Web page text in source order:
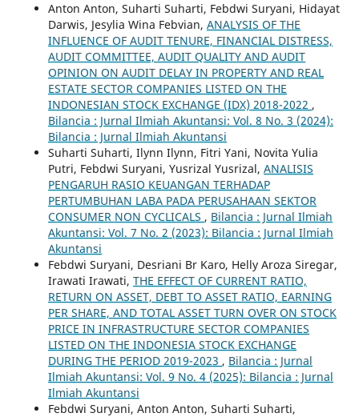
Anton Anton, Suharti Suharti, Febdwi Suryani, Hidayat
Darwis, Jesylia Wina Febvian, ANALYSIS OF THE
INFLUENCE OF AUDIT TENURE, FINANCIAL DISTRESS,
AUDIT COMMITTEE, AUDIT QUALITY AND AUDIT
OPINION ON AUDIT DELAY IN PROPERTY AND REAL
ESTATE SECTOR COMPANIES LISTED ON THE
INDONESIAN STOCK EXCHANGE (IDX) 2018-2022 ,
Bilancia : Jurnal Ilmiah Akuntansi: Vol. 8 No. 3 (2024):
Bilancia : Jurnal Ilmiah Akuntansi
Suharti Suharti, Ilynn Ilynn, Fitri Yani, Novita Yulia
Putri, Febdwi Suryani, Yusrizal Yusrizal, ANALISIS
PENGARUH RASIO KEUANGAN TERHADAP
PERTUMBUHAN LABA PADA PERUSAHAAN SEKTOR
CONSUMER NON CYCLICALS , Bilancia : Jurnal Ilmiah
Akuntansi: Vol. 7 No. 2 (2023): Bilancia : Jurnal Ilmiah
Akuntansi
Febdwi Suryani, Desriani Br Karo, Helly Aroza Siregar,
Irawati Irawati, THE EFFECT OF CURRENT RATIO,
RETURN ON ASSET, DEBT TO ASSET RATIO, EARNING
PER SHARE, AND TOTAL ASSET TURN OVER ON STOCK
PRICE IN INFRASTRUCTURE SECTOR COMPANIES
LISTED ON THE INDONESIA STOCK EXCHANGE
DURING THE PERIOD 2019-2023 , Bilancia : Jurnal
Ilmiah Akuntansi: Vol. 9 No. 4 (2025): Bilancia : Jurnal
Ilmiah Akuntansi
Febdwi Suryani, Anton Anton, Suharti Suharti,